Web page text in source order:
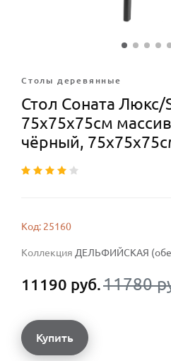
Столы деревянные
Стол Соната Люкс/
75х75х75см
чёрный,
Код: 25160
Коллекция ДЕЛЬФИЙСКАЯ
11190 руб.11780
Купить